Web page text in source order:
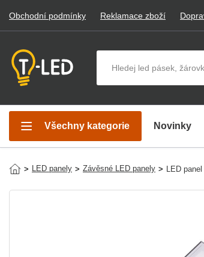
Obchodní podmínky Reklamace zboží
Všechny kategorie Novinky
> LED panely > Závěsné LED panely > LED